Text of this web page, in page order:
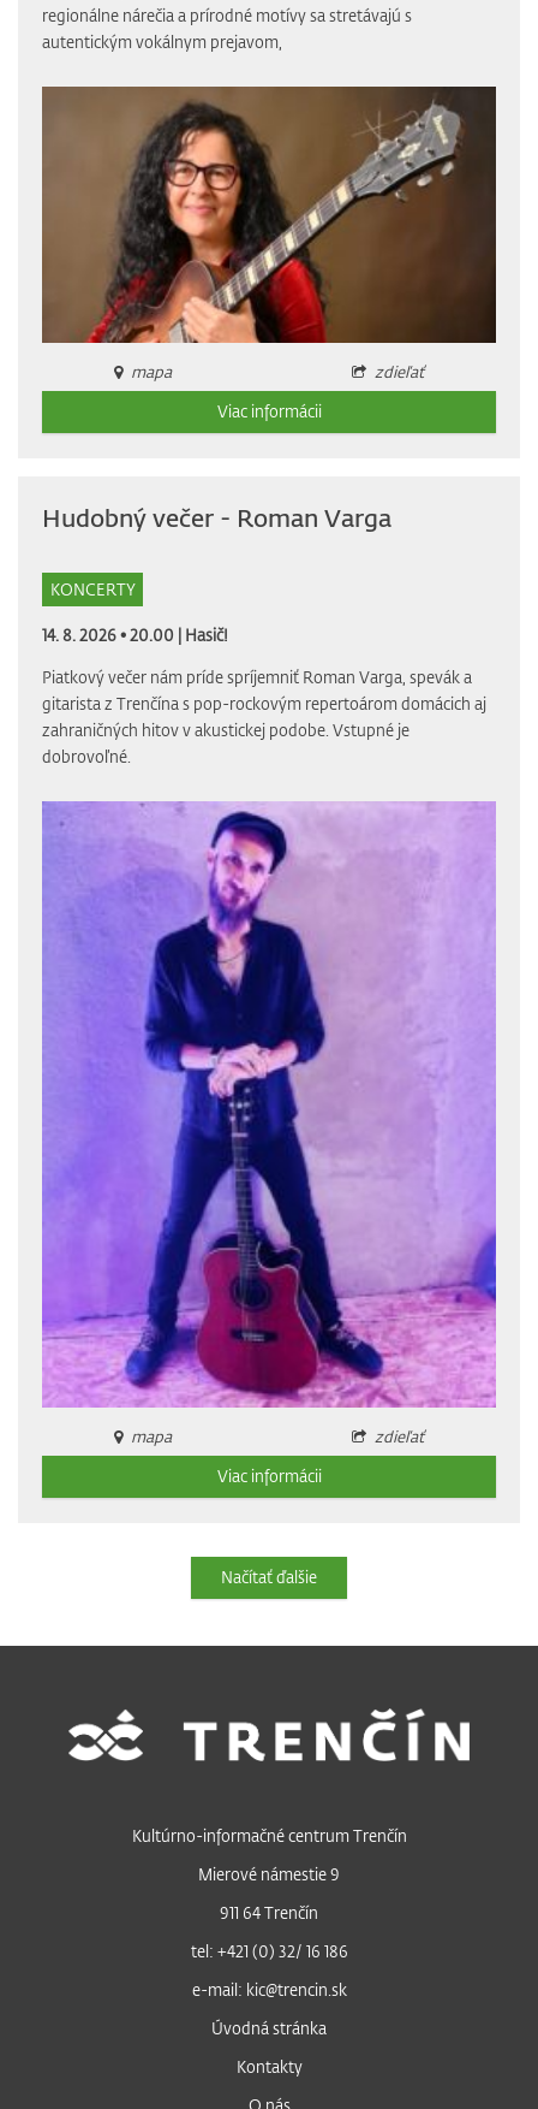
regionálne nárečia a prírodné motívy sa stretávajú s
autentickým vokálnym prejavom,
mapa
zdieľať
Viac informácii
Hudobný večer - Roman Varga
KONCERTY
14. 8. 2026 • 20.00 | Hasič!
Piatkový večer nám príde spríjemniť Roman Varga, spevák a
gitarista z Trenčína s pop-rockovým repertoárom domácich aj
zahraničných hitov v akustickej podobe. Vstupné je
dobrovoľné.
mapa
zdieľať
Viac informácii
Načítať ďalšie
Kultúrno-informačné centrum Trenčín
Mierové námestie 9
911 64 Trenčín
tel: +421 (0) 32/ 16 186
e-mail: kic@trencin.sk
Úvodná stránka
Kontakty
O nás